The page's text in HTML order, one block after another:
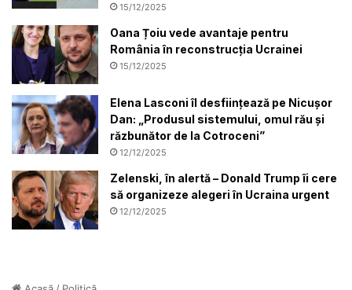
15/12/2025
Oana Țoiu vede avantaje pentru
România în reconstrucția Ucrainei
15/12/2025
Elena Lasconi îl desființează pe Nicușor
Dan: „Produsul sistemului, omul rău și
răzbunător de la Cotroceni”
12/12/2025
Zelenski, în alertă – Donald Trump îi cere
să organizeze alegeri în Ucraina urgent
12/12/2025